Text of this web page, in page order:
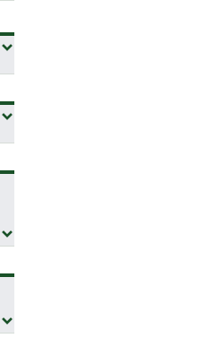
SUBMENUS)
SUBMENUS)